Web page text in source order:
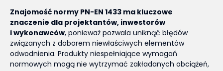
Znajomość normy PN-EN 1433 ma kluczowe
znaczenie dla projektantów, inwestorów
i wykonawców, ponieważ pozwala uniknąć błędów
związanych z doborem niewłaściwych elementów
odwodnienia. Produkty niespełniające wymagań
normowych mogą nie wytrzymać zakładanych obciążeń,